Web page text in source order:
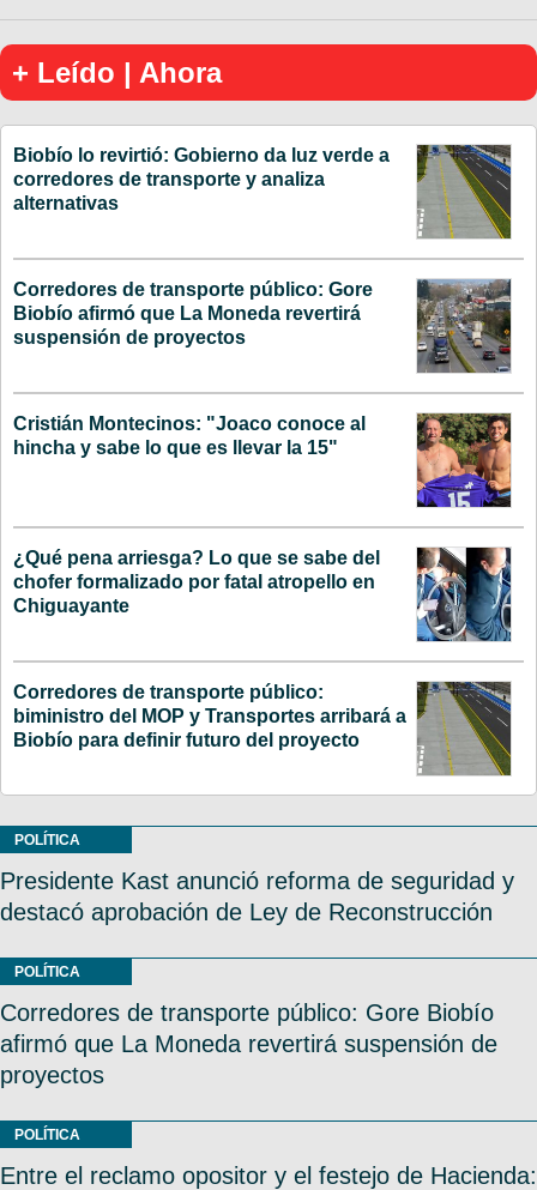
+ Leído | Ahora
Biobío lo revirtió: Gobierno da luz verde a
corredores de transporte y analiza
alternativas
Corredores de transporte público: Gore
Biobío afirmó que La Moneda revertirá
suspensión de proyectos
Cristián Montecinos: "Joaco conoce al
hincha y sabe lo que es llevar la 15"
¿Qué pena arriesga? Lo que se sabe del
chofer formalizado por fatal atropello en
Chiguayante
Corredores de transporte público:
biministro del MOP y Transportes arribará a
Biobío para definir futuro del proyecto
POLÍTICA
Presidente Kast anunció reforma de seguridad y
destacó aprobación de Ley de Reconstrucción
POLÍTICA
Corredores de transporte público: Gore Biobío
afirmó que La Moneda revertirá suspensión de
proyectos
POLÍTICA
Entre el reclamo opositor y el festejo de Hacienda: